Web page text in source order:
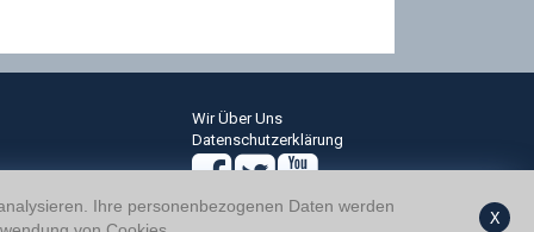
Wir Über Uns
Datenschutzerklärung
Ihre personenbezogenen Daten werden
X